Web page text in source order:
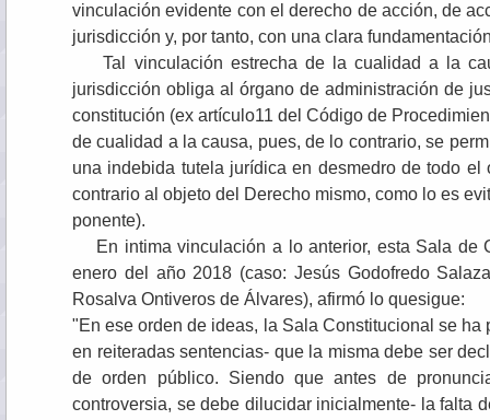
vinculación evidente con el derecho de acción, de
jurisdicción y, por tanto, con una clara
Tal vinculación estrecha de la cualidad a la
jurisdicción obliga al órgano de administración de
constitución (ex artículo11 del Código de
de cualidad a la causa, pues, de lo contrario, se
una indebida tutela jurídica en desmedro de todo
contrario al objeto del Derecho mismo, como lo es
ponente).
En intima vinculación a lo anterior, esta Sala de
enero del año 2018 (caso: Jesús Godofredo
Rosalva Ontiveros de Álvares), afirmó lo quesigue:
"En ese orden de ideas, la Sala Constitucional se
en reiteradas sentencias- que la misma debe ser
de orden público. Siendo que antes de
controversia, se debe dilucidar inicialmente- la falta